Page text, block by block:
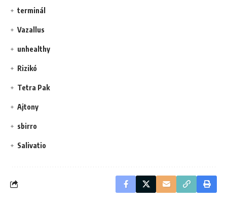
terminál
Vazallus
unhealthy
Rizikó
Tetra Pak
Ajtony
sbirro
Salivatio